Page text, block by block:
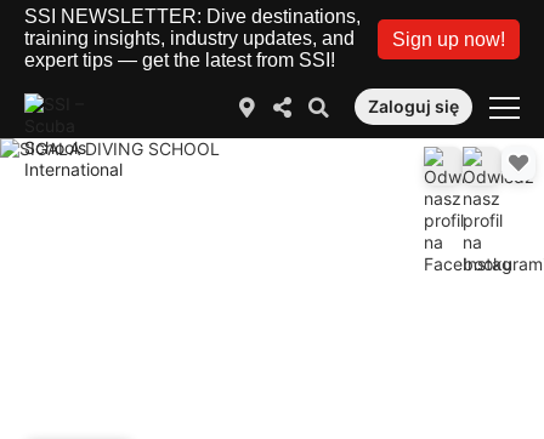
SSI NEWSLETTER: Dive destinations,
training insights, industry updates, and
expert tips — get the latest from SSI!
Sign up now!
Zaloguj się